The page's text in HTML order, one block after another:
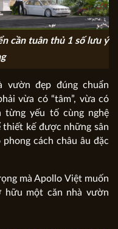
cần tuân thủ 1 số lưu ý
đẹp đúng chuẩn
vừa có “tâm”, vừa có
từng yếu tố cùng nghệ
kế được những sân
cách châu âu đặc
mà Apollo Việt muốn
hữu một căn nhà vườn